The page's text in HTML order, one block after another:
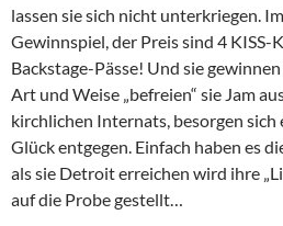
lassen sie sich nicht unterkriegen.
Gewinnspiel, der Preis sind 4
Backstage-Pässe! Und sie
Art und Weise „befreien“ sie Jam
kirchlichen Internats, besorgen
Glück entgegen. Einfach haben es
als sie Detroit erreichen wird ihre
auf die Probe gestellt…